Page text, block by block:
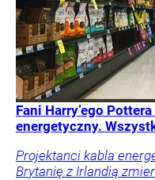
Fani Harry’ego
energetyczny.
Projektanci kabla
Brytanię z Irlandią